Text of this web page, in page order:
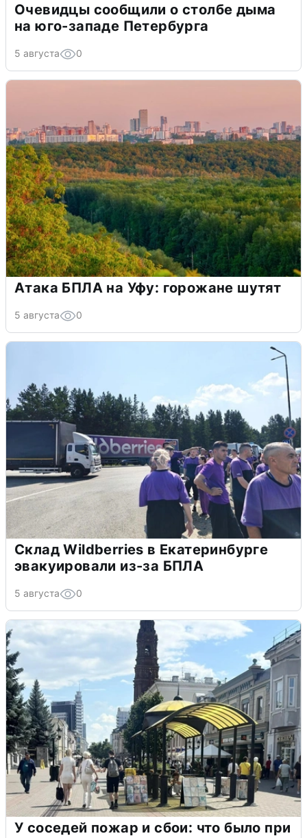
Очевидцы сообщили о столбе дыма
на юго-западе Петербурга
5 августа 0
Атака БПЛА на Уфу: горожане шутят
5 августа 0
Склад Wildberries в Екатеринбурге
эвакуировали из-за БПЛА
5 августа 0
У соседей пожар и сбои: что было при